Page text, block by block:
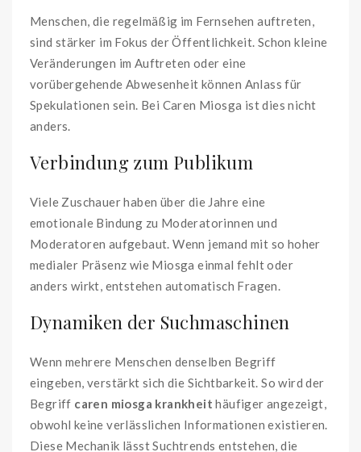
Menschen, die regelmäßig im Fernsehen auftreten,
sind stärker im Fokus der Öffentlichkeit. Schon kleine
Veränderungen im Auftreten oder eine
vorübergehende Abwesenheit können Anlass für
Spekulationen sein. Bei Caren Miosga ist dies nicht
anders.
Verbindung zum Publikum
Viele Zuschauer haben über die Jahre eine
emotionale Bindung zu Moderatorinnen und
Moderatoren aufgebaut. Wenn jemand mit so hoher
medialer Präsenz wie Miosga einmal fehlt oder
anders wirkt, entstehen automatisch Fragen.
Dynamiken der Suchmaschinen
Wenn mehrere Menschen denselben Begriff
eingeben, verstärkt sich die Sichtbarkeit. So wird der
Begriff caren miosga krankheit häufiger angezeigt,
obwohl keine verlässlichen Informationen existieren.
Diese Mechanik lässt Suchtrends entstehen, die